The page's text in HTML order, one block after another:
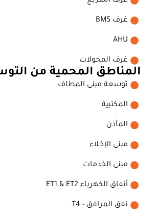
غرف BMS
AHU
غرف المحولات
المناطق المحمية من
توسعة مبنى المطاف
المكتبية
المآذن
مبنى الإخلاء
مبنى الخدمات
أنفاق الكهرباء ET1 & ET2
نفق المرافق - T4